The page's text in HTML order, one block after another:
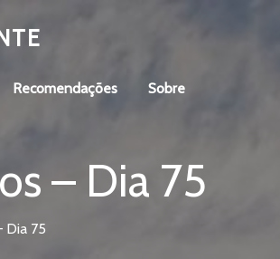
Recomendações Sobre
– Dia 75
Dia 75